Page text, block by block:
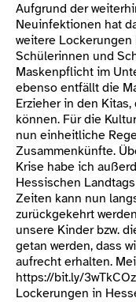
Aufgrund der
Neuinfektionen hat
weitere
Schülerinnen und
Maskenpflicht im
ebenso entfällt die
Erzieher in den
können. Für die
nun einheitliche
Zusammenkünfte.
Krise habe ich
Hessischen
Zeiten kann nun
zurückgekehrt
unsere Kinder bzw.
getan werden, dass
aufrecht erhalten.
https://bit.ly/
Lockerungen in